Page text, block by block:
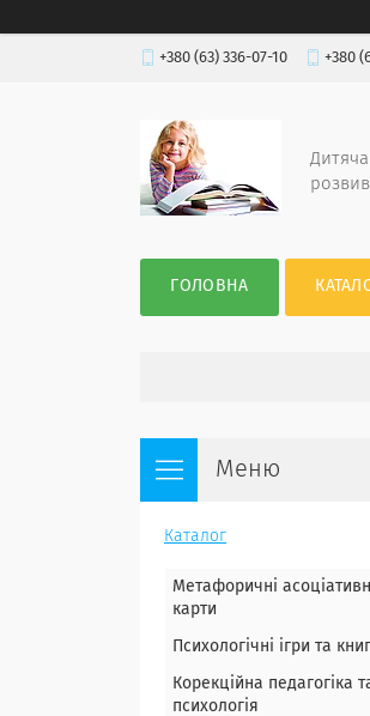
+380 (63) 336-07-10 +380
ГОЛОВНА
Каталог
Метафоричні
карти
Психологічні ігри та
Корекційна педагогіка
психологія